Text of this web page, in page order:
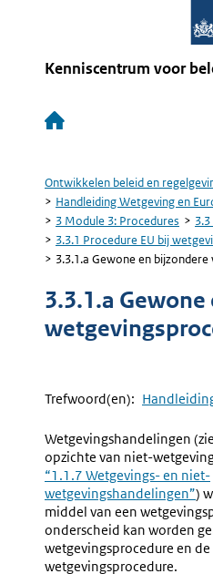
Kenniscentrum voor
Hoofdnavigatie
Kruimelpad
Ontwikkelen beleid en
Handleiding Wetgeving en
3 Module 3: Procedures
3.3.1 Procedure EU bij
3.3.1.a Gewone en
3.3.1.a
Trefwoord(en):
Wetgevingshandelingen
opzichte van niet-
“1.1.7 Wetgevings- en niet-
wetgevingshandelingen”)
middel van een
onderscheid kan worden
wetgevingsprocedure en
wetgevingsprocedure.